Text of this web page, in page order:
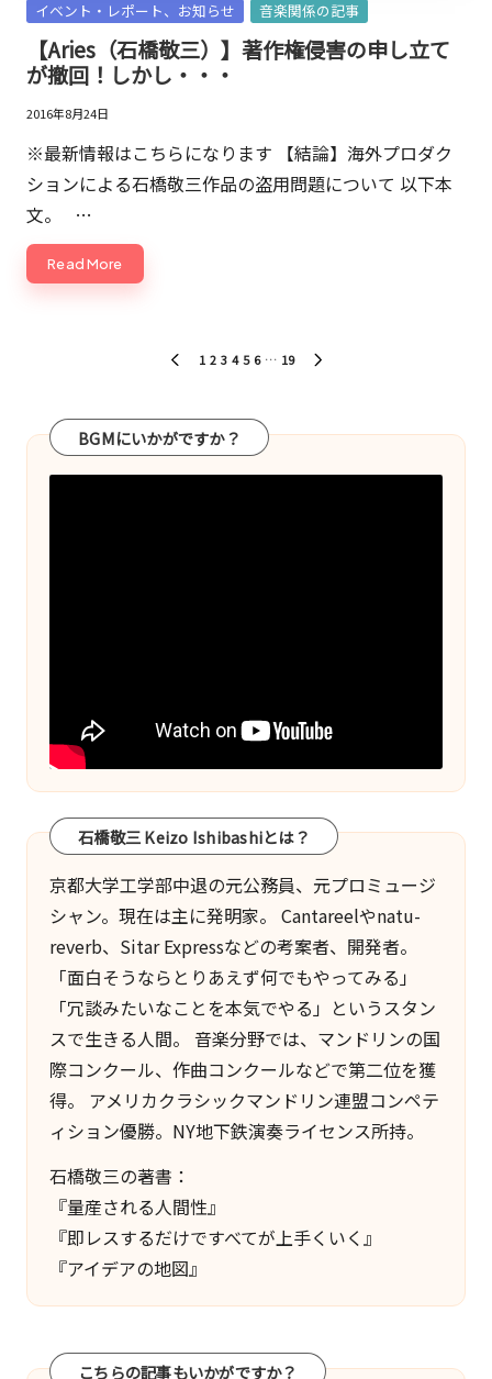
Posted
イベント・レポート、お知らせ 音楽関係の記事
【Aries（石橋敬三）】著作権侵害の申し立て
が撤回！しかし・・・
2016年8月24日
※最新情報はこちらになります 【結論】海外プロダク
ションによる石橋敬三作品の盗用問題について 以下本
文。 …
Read More
の
ペ
ー
PREVIOUS
1 2 3 4 5 6 … 19
BGMにいかがですか？
石橋敬三 Keizo Ishibashiとは？
京都大学工学部中退の元公務員、元プロミュージ
シャン。現在は主に発明家。 Cantareelやnatu-
reverb、 Sitar Expressなどの考案者、開発者。
「面白そうならとりあえず何でもやってみる」
「冗談みたいなことを本気でやる」というスタン
スで生きる人間。 音楽分野では、マンドリンの国
際コンクール、作曲コンクールなどで第二位を獲
得。 アメリカクラシックマンドリン連盟コンペテ
ィション優勝。NY地下鉄演奏ライセンス所持。
石橋敬三の著書：
『量産される人間性』
『即レスするだけですべてが上手くいく』
『アイデアの地図』
こちらの記事もいかがですか？